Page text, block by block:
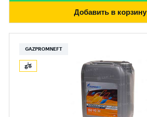
Добавить в корзину
GAZPROMNEFT